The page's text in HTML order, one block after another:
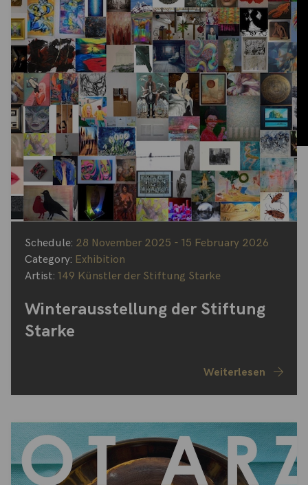
Schedule: 28 November 2025 - 15 February 2026
Category: Exhibition
Artist: 149 Künstler der Stiftung Starke
Winterausstellung der Stiftung
Starke
Weiterlesen